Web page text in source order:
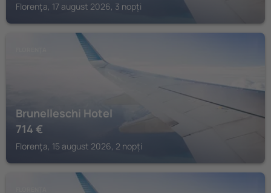
Florenţa, 17 august 2026, 3 nopți
Brunelleschi Hotel
714 €
Florenţa, 15 august 2026, 2 nopți